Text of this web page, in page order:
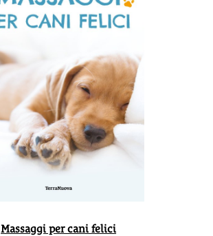
Massaggi per cani felici